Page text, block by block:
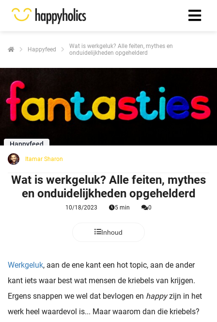
Happyfeed
Wat is werkgeluk? Alle feiten, mythes en
onduidelijkheden opgehelderd
Happyfeed
Itamar Sharon
Wat is werkgeluk? Alle feiten, mythes
en onduidelijkheden opgehelderd
10/18/2023 5 min 0
Inhoud
Werkgeluk, aan de ene kant een hot topic, aan de ander
kant iets waar best wat mensen de kriebels van krijgen.
Ergens snappen we wel dat bevlogen en happyzijn in het
werk heel waardevol is... Maar waarom dan die kriebels?